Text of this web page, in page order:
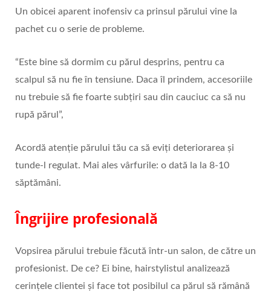
Un obicei aparent inofensiv ca prinsul părului vine la
pachet cu o serie de probleme.
“Este bine să dormim cu părul desprins, pentru ca
scalpul să nu fie în tensiune. Daca îl prindem, accesoriile
nu trebuie să fie foarte subțiri sau din cauciuc ca să nu
rupă părul”,
Acordă atenție părului tău ca să eviți deteriorarea și
tunde-l regulat. Mai ales vârfurile: o dată la la 8-10
săptămâni.
Îngrijire profesională
Vopsirea părului trebuie făcută într-un salon, de către un
profesionist. De ce? Ei bine, hairstylistul analizează
cerințele clientei și face tot posibilul ca părul să rămână